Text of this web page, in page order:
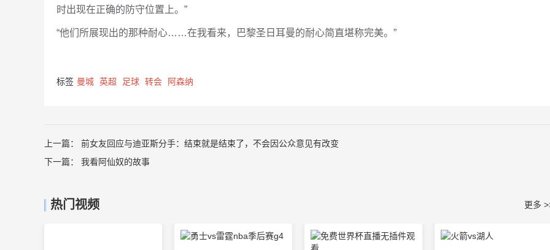
时出现在正确的防守位置上。”
“他们所展现出的那种耐心……在我看来，巴黎圣日耳曼的耐心简直堪称完美。”
标签 曼城 英超 足球 转会 阿森纳
上一篇： 前女友回应与迪亚斯分手：结束就是结束了，不会因公众意见有改变
下一篇： 我看阿仙奴的故事
热门视频 更多